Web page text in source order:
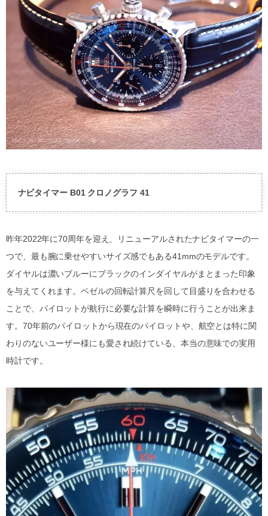
ナビタイマー B01 クロノグラフ 41
昨年2022年に70周年を迎え、リニューアルされたナビタイマーの一
つで、最も腕に乗せやすいサイズ感でもある41mmのモデルです。
ダイヤルは濃いブルーにブラックのインダイヤルがまとまった印象
を与えてくれます。ベゼルの回転計算尺を回して目盛りを合わせる
ことで、パイロットが航行に必要な計算を瞬時に行うことが出来ま
す。70年前のパイロットから現在のパイロットや、航空とは特に関
わりのないユーザー様にも愛され続けている、本当の意味での実用
時計です。